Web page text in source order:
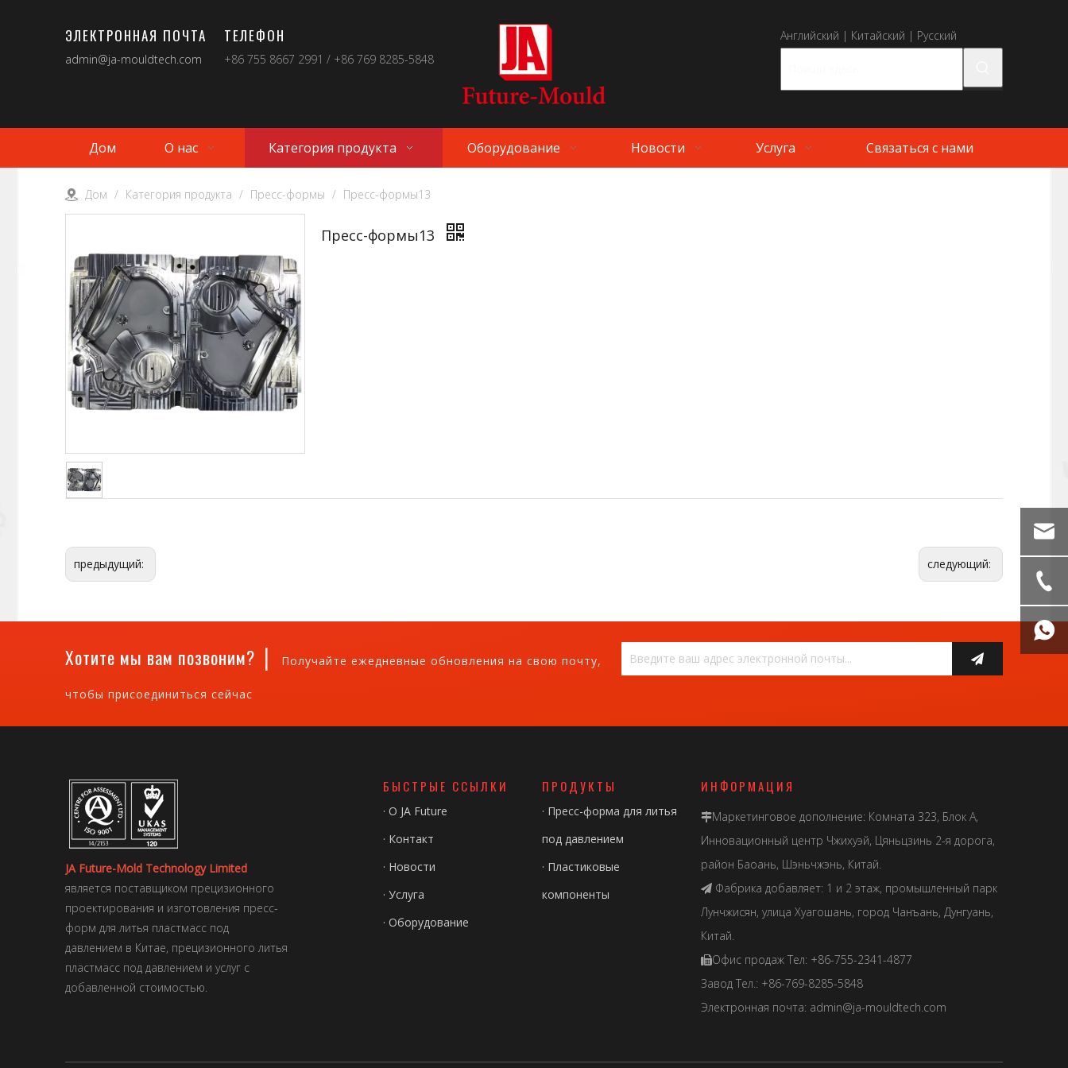
ЭЛЕКТРОННАЯ ПОЧТА
admin@ja-mouldtech.com
ТЕЛЕФОН
+86 755 8667 2991 / +86 769 8285-5848
Английский | Китайский | Русский
Дом О нас Категория продукта Оборудование Новости Услуга Связаться с нами
Дом / Категория продукта / Пресс-формы / Пресс-формы13
Пресс-формы13
предыдущий: следующий:
Хотите мы вам позвоним? | Получайте ежедневные обновления на свою почту,
чтобы присоединиться сейчас
JA Future-Mold Technology Limited
является поставщиком прецизионного
проектирования и изготовления пресс-
форм для литья пластмасс под
давлением в Китае, прецизионного литья
пластмасс под давлением и услуг с
добавленной стоимостью.
БЫСТРЫЕ ССЫЛКИ
· О JA Future
· Контакт
· Новости
· Услуга
· Оборудование
ПРОДУКТЫ
· Пресс-форма для литья
под давлением
· Пластиковые
компоненты
ИНФОРМАЦИЯ
Маркетинговое дополнение: Комната 323, Блок А,
Инновационный центр Чжихуэй, Цяньцзинь 2-я дорога,
район Баоань, Шэньчжэнь, Китай.
 Фабрика добавляет: 1 и 2 этаж, промышленный парк
Лунчжисян, улица Хуагошань, город Чанъань, Дунгуань,
Китай.
Офис продаж Тел: +86-755-2341-4877
Завод Тел.: +86-769-8285-5848
Электронная почта: admin@ja-mouldtech.com